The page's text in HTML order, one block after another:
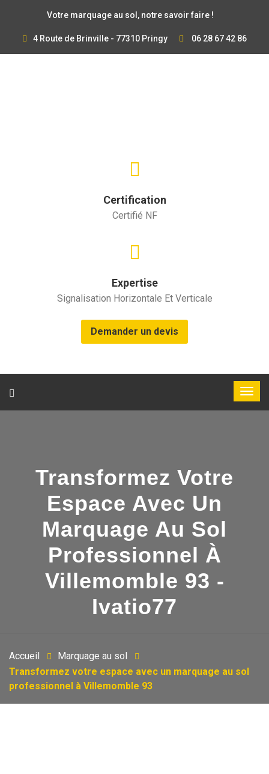
Votre marquage au sol, notre savoir faire !
4 Route de Brinville - 77310 Pringy 06 28 67 42 86
Certification
Certifié NF
Expertise
Signalisation Horizontale Et Verticale
Demander un devis
Transformez Votre
Espace Avec Un
Marquage Au Sol
Professionnel À
Villemomble 93 -
Ivatio77
Accueil
Marquage au sol
Transformez votre espace avec un marquage au sol
professionnel à Villemomble 93